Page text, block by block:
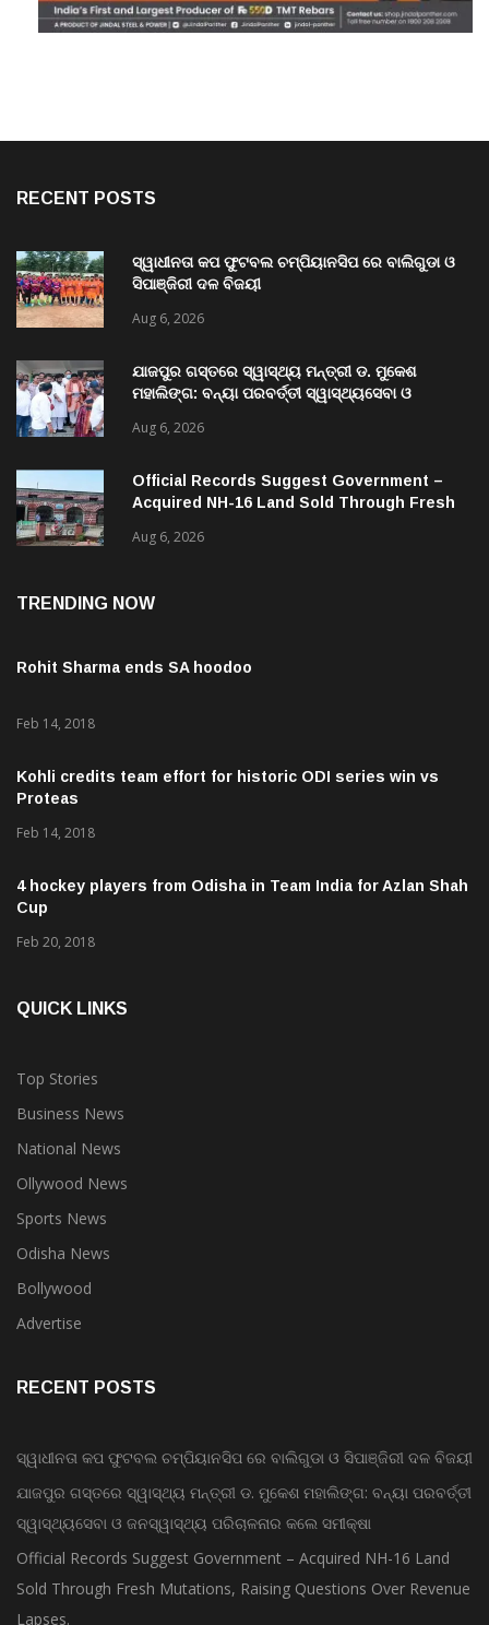
RECENT POSTS
ସ୍ୱାଧୀନତା କପ ଫୁଟବଲ ଚମ୍ପିୟାନସିପ ରେ ବାଲିଗୁଡା ଓ
ସିପାଞ୍ଜିରୀ ଦଳ ବିଜୟୀ
Aug 6, 2026
ଯାଜପୁର ଗସ୍ତରେ ସ୍ୱାସ୍ଥ୍ୟ ମନ୍ତ୍ରୀ ଡ. ମୁକେଶ
ମହାଲିଙ୍ଗ: ବନ୍ୟା ପରବର୍ତ୍ତୀ ସ୍ୱାସ୍ଥ୍ୟସେବା ଓ
Aug 6, 2026
Official Records Suggest Government –
Acquired NH-16 Land Sold Through Fresh
Revenue Lapses.
Aug 6, 2026
TRENDING NOW
Rohit Sharma ends SA hoodoo
Feb 14, 2018
Kohli credits team effort for historic ODI series win vs
Proteas
Feb 14, 2018
4 hockey players from Odisha in Team India for Azlan Shah
Cup
Feb 20, 2018
QUICK LINKS
Top Stories
Business News
National News
Ollywood News
Sports News
Odisha News
Bollywood
Advertise
RECENT POSTS
ସ୍ୱାଧୀନତା କପ ଫୁଟବଲ ଚମ୍ପିୟାନସିପ ରେ ବାଲିଗୁଡା ଓ ସିପାଞ୍ଜିରୀ ଦଳ ବିଜୟୀ
ଯାଜପୁର ଗସ୍ତରେ ସ୍ୱାସ୍ଥ୍ୟ ମନ୍ତ୍ରୀ ଡ. ମୁକେଶ ମହାଲିଙ୍ଗ: ବନ୍ୟା ପରବର୍ତ୍ତୀ
ସ୍ୱାସ୍ଥ୍ୟସେବା ଓ ଜନସ୍ୱାସ୍ଥ୍ୟ ପରିଚାଳନାର କଲେ ସମୀକ୍ଷା
Official Records Suggest Government – Acquired NH-16 Land
Sold Through Fresh Mutations, Raising Questions Over Revenue
Lapses.